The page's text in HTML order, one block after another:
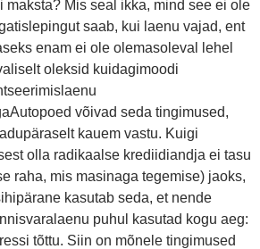
maksta? Mis seal ikka, mind see ei ole
saab, kui laenu vajad, ent
enam ei ole olemasoleval lehel
oleksid kuidagimoodi
võivad seda tingimused,
kauem vastu. Kuigi
olla radikaalse krediidiandja ei tasu
raha, mis masinaga tegemise) jaoks,
kasutab seda, et nende
puhul kasutad kogu aeg:
tõttu. Siin on mõnele tingimused